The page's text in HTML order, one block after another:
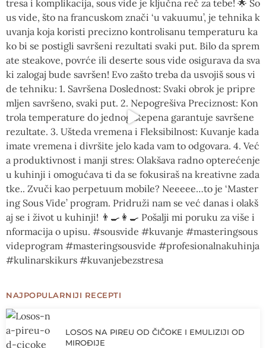
NAJPOPULARNIJI RECEPTI
LOSOS NA PIREU OD ČIČOKE I EMULIZIJI OD
MIROĐIJE